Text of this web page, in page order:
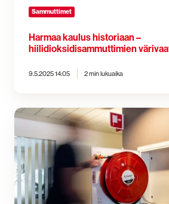
Sammuttimet
Harmaa kaulus historiaan –
hiilidioksidisammuttimien
9.5.2025 14:05 2 min lukuaika
Seinällä
sivussa?
Hallitulla
haltuunotolla
pikapalopostit
käyttövalmiuteen